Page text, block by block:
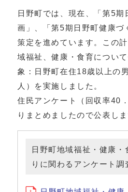
日野町では、現在、「第5期
画」、「第5期日野町健康づ
策定を進めています。この
域福祉、健康・食育につい
象：日野町在住18歳以上の
人）を実施しました。
住民アンケート（回収率40
りまとめましたので公表しま
日野町地域福祉・健康・
りに関わるアンケート調